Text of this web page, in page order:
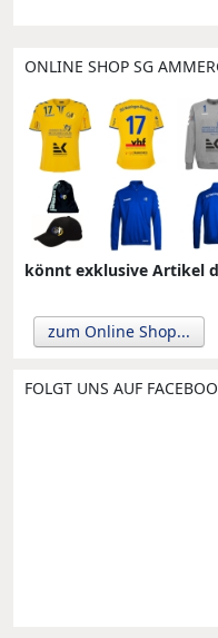
ONLINE SHOP SG
könnt exklusive Artikel
zum Online Shop...
FOLGT UNS AUF